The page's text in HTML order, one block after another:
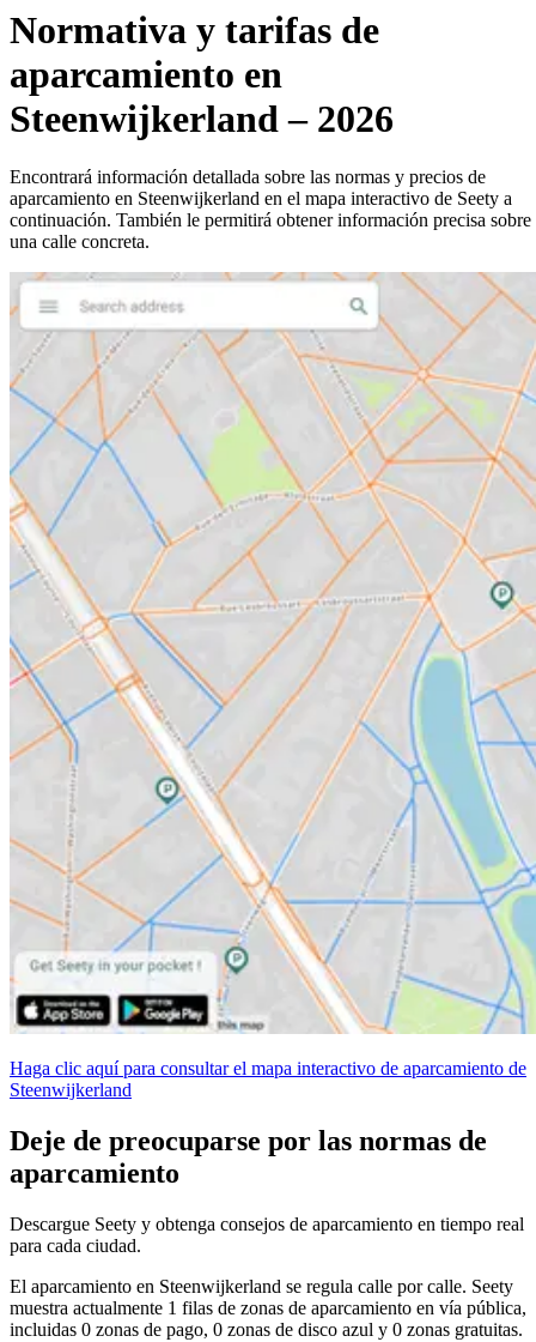
Normativa y tarifas de
aparcamiento en
Steenwijkerland – 2026
Encontrará información detallada sobre las normas y precios de
aparcamiento en Steenwijkerland en el mapa interactivo de Seety a
continuación. También le permitirá obtener información precisa sobre
una calle concreta.
Haga clic aquí para consultar el mapa interactivo de aparcamiento de
Steenwijkerland
Deje de preocuparse por las normas de
aparcamiento
Descargue Seety y obtenga consejos de aparcamiento en tiempo real
para cada ciudad.
El aparcamiento en Steenwijkerland se regula calle por calle. Seety
muestra actualmente 1 filas de zonas de aparcamiento en vía pública,
incluidas 0 zonas de pago, 0 zonas de disco azul y 0 zonas gratuitas.